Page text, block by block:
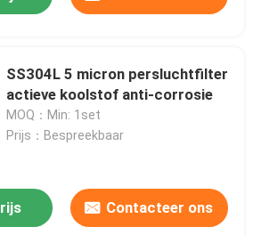
Citaat
de schroeflucht
SS304L 5 micron persluchtfilter
actieve koolstof anti-corrosie
MOQ：Min: 1set
Prijs：Bespreekbaar
Contacteer ons